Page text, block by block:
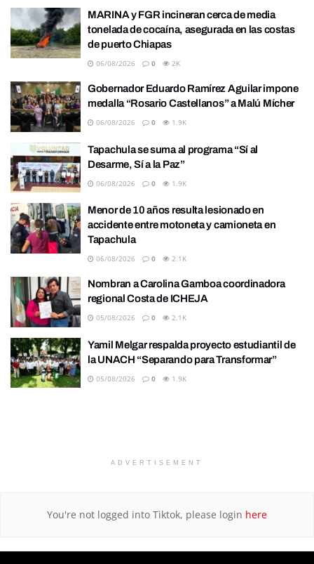
MARINA y FGR incineran cerca de media
tonelada de cocaína, asegurada en las costas
de puerto Chiapas
06/08/2026 0 2K
Gobernador Eduardo Ramírez Aguilar impone
medalla “Rosario Castellanos” a Malú Mícher
06/08/2026 0 1.9K
Tapachula se suma al programa “Sí al
Desarme, Sí a la Paz”
06/08/2026 0 1.9K
Menor de 10 años resulta lesionado en
accidente entre motoneta y camioneta en
Tapachula
06/08/2026 0 2.1K
Nombran a Carolina Gamboa coordinadora
regional Costa de ICHEJA
05/08/2026 0 2.1K
Yamil Melgar respalda proyecto estudiantil de
la UNACH “Separando para Transformar”
05/08/2026 0 1.9K
ADVERTISEMENT
You're not logged into Tiktok, please login here